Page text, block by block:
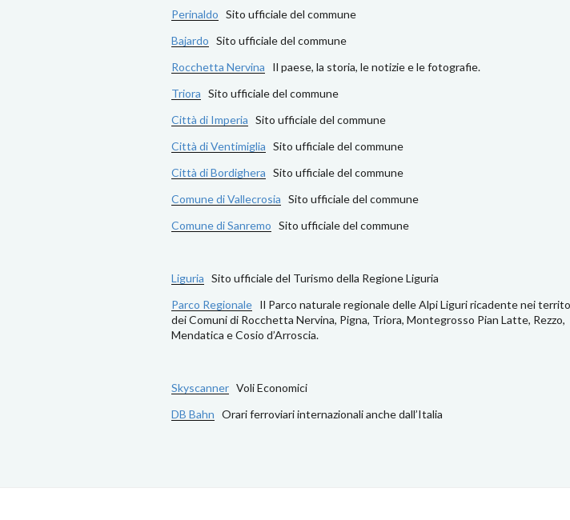
Perinaldo Sito ufficiale del commune
Bajardo Sito ufficiale del commune
Rocchetta Nervina Il paese, la storia, le notizie e le fotografie.
Triora Sito ufficiale del commune
Città di Imperia Sito ufficiale del commune
Città di Ventimiglia Sito ufficiale del commune
Città di Bordighera Sito ufficiale del commune
Comune di Vallecrosia Sito ufficiale del commune
Comune di Sanremo Sito ufficiale del commune
Liguria Sito ufficiale del Turismo della Regione Liguria
Parco Regionale Il Parco naturale regionale delle Alpi Liguri ricadente nei
dei Comuni di Rocchetta Nervina, Pigna, Triora, Montegrosso Pian Latte, Rezzo,
Mendatica e Cosio d’Arroscia.
Skyscanner Voli Economici
DB Bahn Orari ferroviari internazionali anche dall’Italia